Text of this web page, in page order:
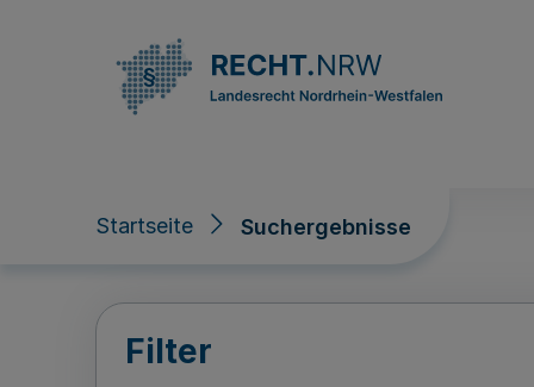
Startseite Suchergebnisse
Suchergebnisse
Filter